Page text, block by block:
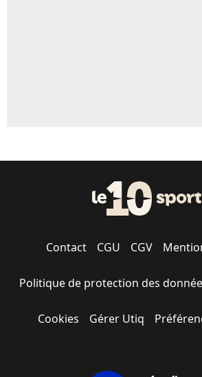
Contact CGU CGV
Politique de protection des
Cookies Gérer Utiq